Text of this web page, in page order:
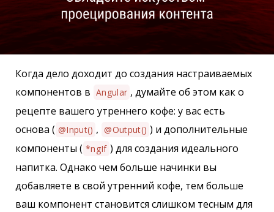
Когда дело доходит до создания настраиваемых
компонентов в Angular , думайте об этом как о
рецепте вашего утреннего кофе: у вас есть
основа ( @Input() , @Output() ) и дополнительные
компоненты ( *ngIf ) для создания идеального
напитка. Однако чем больше начинки вы
добавляете в свой утренний кофе, тем больше
ваш компонент становится слишком тесным для